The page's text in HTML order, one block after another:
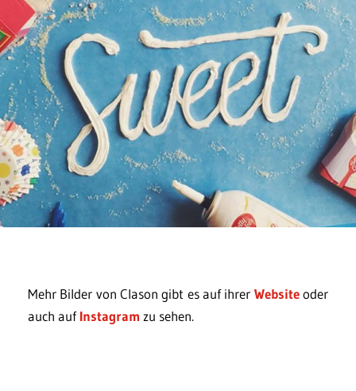
Mehr Bilder von Clason gibt es auf ihrer Websiteoder
auch aufInstagram zu sehen.